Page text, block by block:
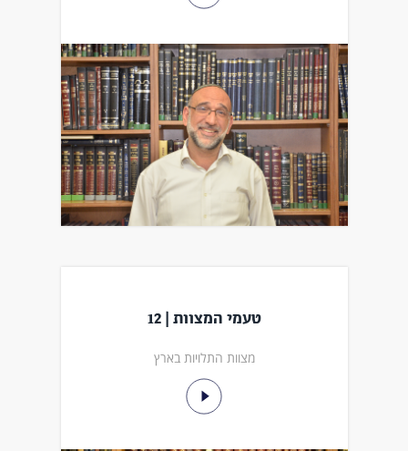
טעמי המצוות | 12
מצוות התלויות בארץ